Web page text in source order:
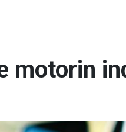
motorin